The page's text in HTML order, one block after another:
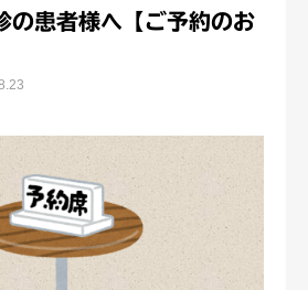
の患者様へ【ご予約のお
求人募集